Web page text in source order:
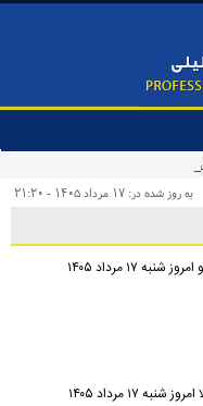
و استقلالی‌ها/ تیم‌ملی ایران پیشنهاد
به روز شده در: ۱۷ مرداد ۱۴۰۵ - ۲۱:۲۰
۱۷ مرداد ۱۴۰۵
۱۷ مرداد ۱۴۰۵